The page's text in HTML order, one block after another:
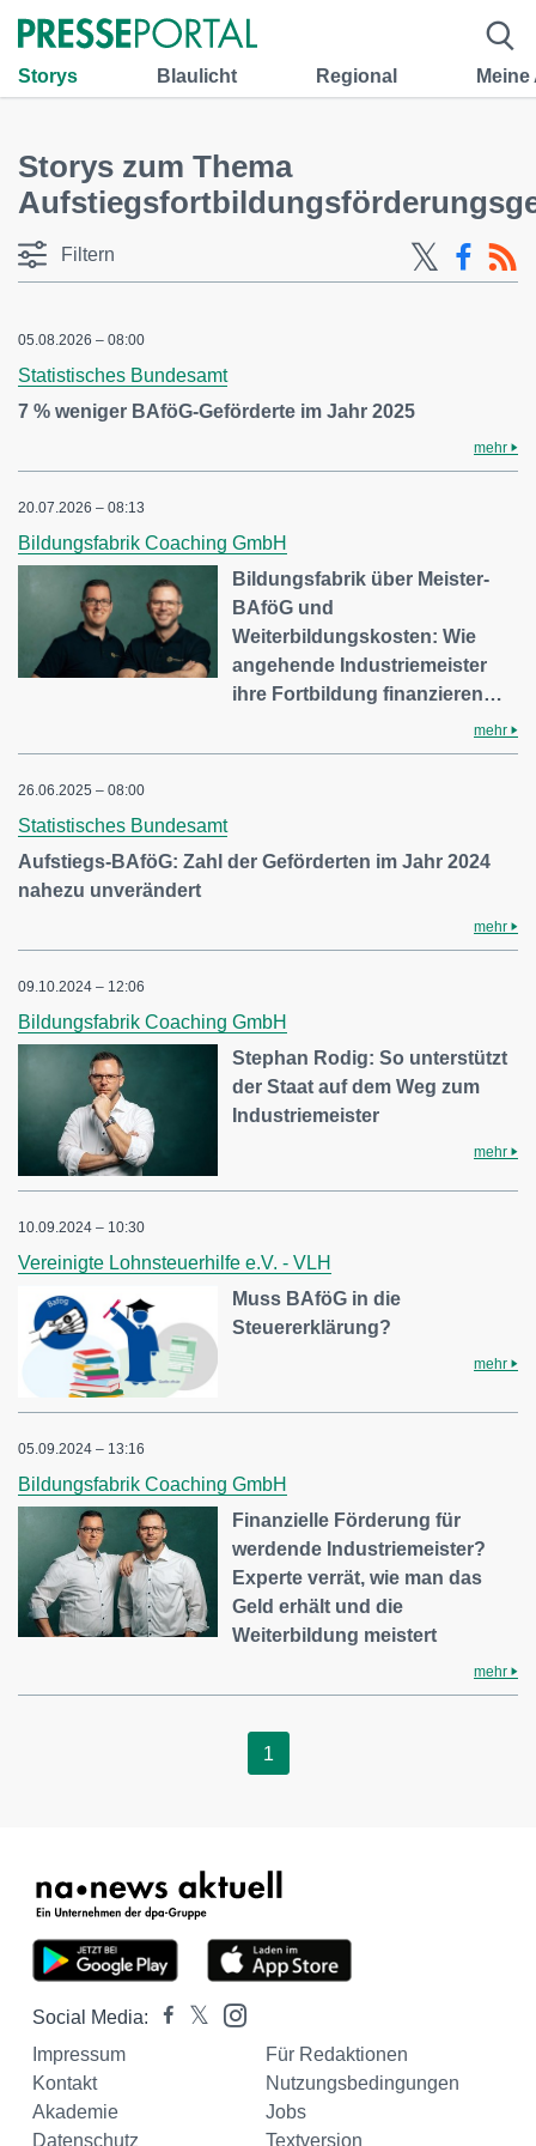
Storys Blaulicht Regional
Storys zum Thema
Filtern
05.08.2026 – 08:00
Statistisches Bundesamt
7 % weniger BAföG-Geförderte im Jahr 2025
mehr
20.07.2026 – 08:13
Bildungsfabrik Coaching GmbH
Bildungsfabrik über Meister-
BAföG und
Weiterbildungskosten: Wie
angehende Industriemeister
ihre Fortbildung finanzieren…
mehr
26.06.2025 – 08:00
Statistisches Bundesamt
Aufstiegs-BAföG: Zahl der Geförderten im Jahr 2024
nahezu unverändert
mehr
09.10.2024 – 12:06
Bildungsfabrik Coaching GmbH
Stephan Rodig: So unterstützt
der Staat auf dem Weg zum
Industriemeister
mehr
10.09.2024 – 10:30
Vereinigte Lohnsteuerhilfe e.V. - VLH
Muss BAföG in die
Steuererklärung?
mehr
05.09.2024 – 13:16
Bildungsfabrik Coaching GmbH
Finanzielle Förderung für
werdende Industriemeister?
Experte verrät, wie man das
Geld erhält und die
Weiterbildung meistert
mehr
1
Social Media:
Impressum
Für Redaktionen
Kontakt
Nutzungsbedingungen
Akademie
Jobs
Datenschutz
Textversion